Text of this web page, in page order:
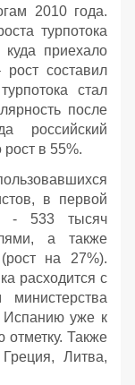
2010 года.
турпотока
куда приехало
составил
стал
после
российский
рост в 55%.
в первой
- 533 тысяч
а также
на 27%).
расходится с
Испанию уже к
Также
Литва,